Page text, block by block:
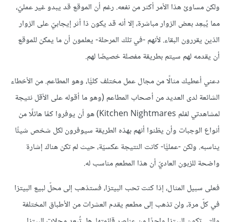
ولكن مساوئ هذا الأمر أكثر من نفعه. رغم أن الموقع قد يبدو غير عمليّ،
مما يُبعِد بعض الزوار مباشرة، إلا أنه قد يكون ذا أثر إيجابيّ على الزوار
الذين يقررون البقاء. لأنهم -في تلك المرحلة- يعلمون أن ما يمكن للموقع
أن يقدمه لهم سيتم بطريقة مفصلة خصيصًا لهم.
دعني أعطيك مثالًا من مجال عمل مختلف كليًّا، وهو المطاعم. من الأخطاء
الشائعة لدى العديد من أصحاب المطاعم (وهو ما أقوله على الأقل نتيجة
لمشاهدتي لفلم Kitchen Nightmares) هو أن يوفروا كمًا هائلًا من
أنواع الوجبات وأن يظنوا أنهم بهذه الطريقة سيوفرون لكل شخص شيئًا
يناسبه. ولكن -عمليًّا- كانت النتيجة عكسيّة، حيث لم تكن هناك إشارة
واضحة للزبون العاديّ أن هذا المطعم مناسب له.
فعلى سبيل المثال، إذا كنت تحب البيتزا، فستذهب إلى محلّ لبيع البيتزا
في كلّ مرة، ولن تذهب إلى مطعم يقدم العشرات من الأطباق المختلفة